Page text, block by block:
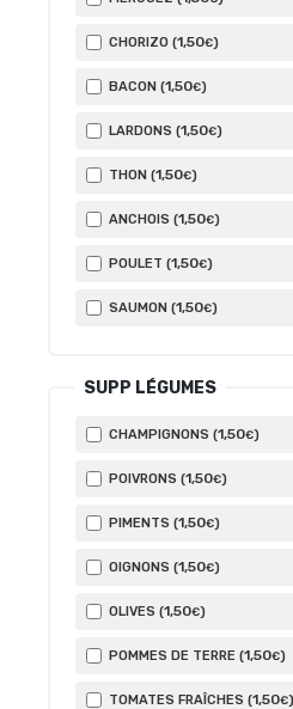
CHORIZO (1,50€)
BACON (1,50€)
LARDONS (1,50€)
THON (1,50€)
ANCHOIS (1,50€)
POULET (1,50€)
SAUMON (1,50€)
SUPP LÉGUMES
CHAMPIGNONS (1,50€)
POIVRONS (1,50€)
PIMENTS (1,50€)
OIGNONS (1,50€)
OLIVES (1,50€)
POMMES DE TERRE (1,50€)
TOMATES FRAÎCHES (1,50€)